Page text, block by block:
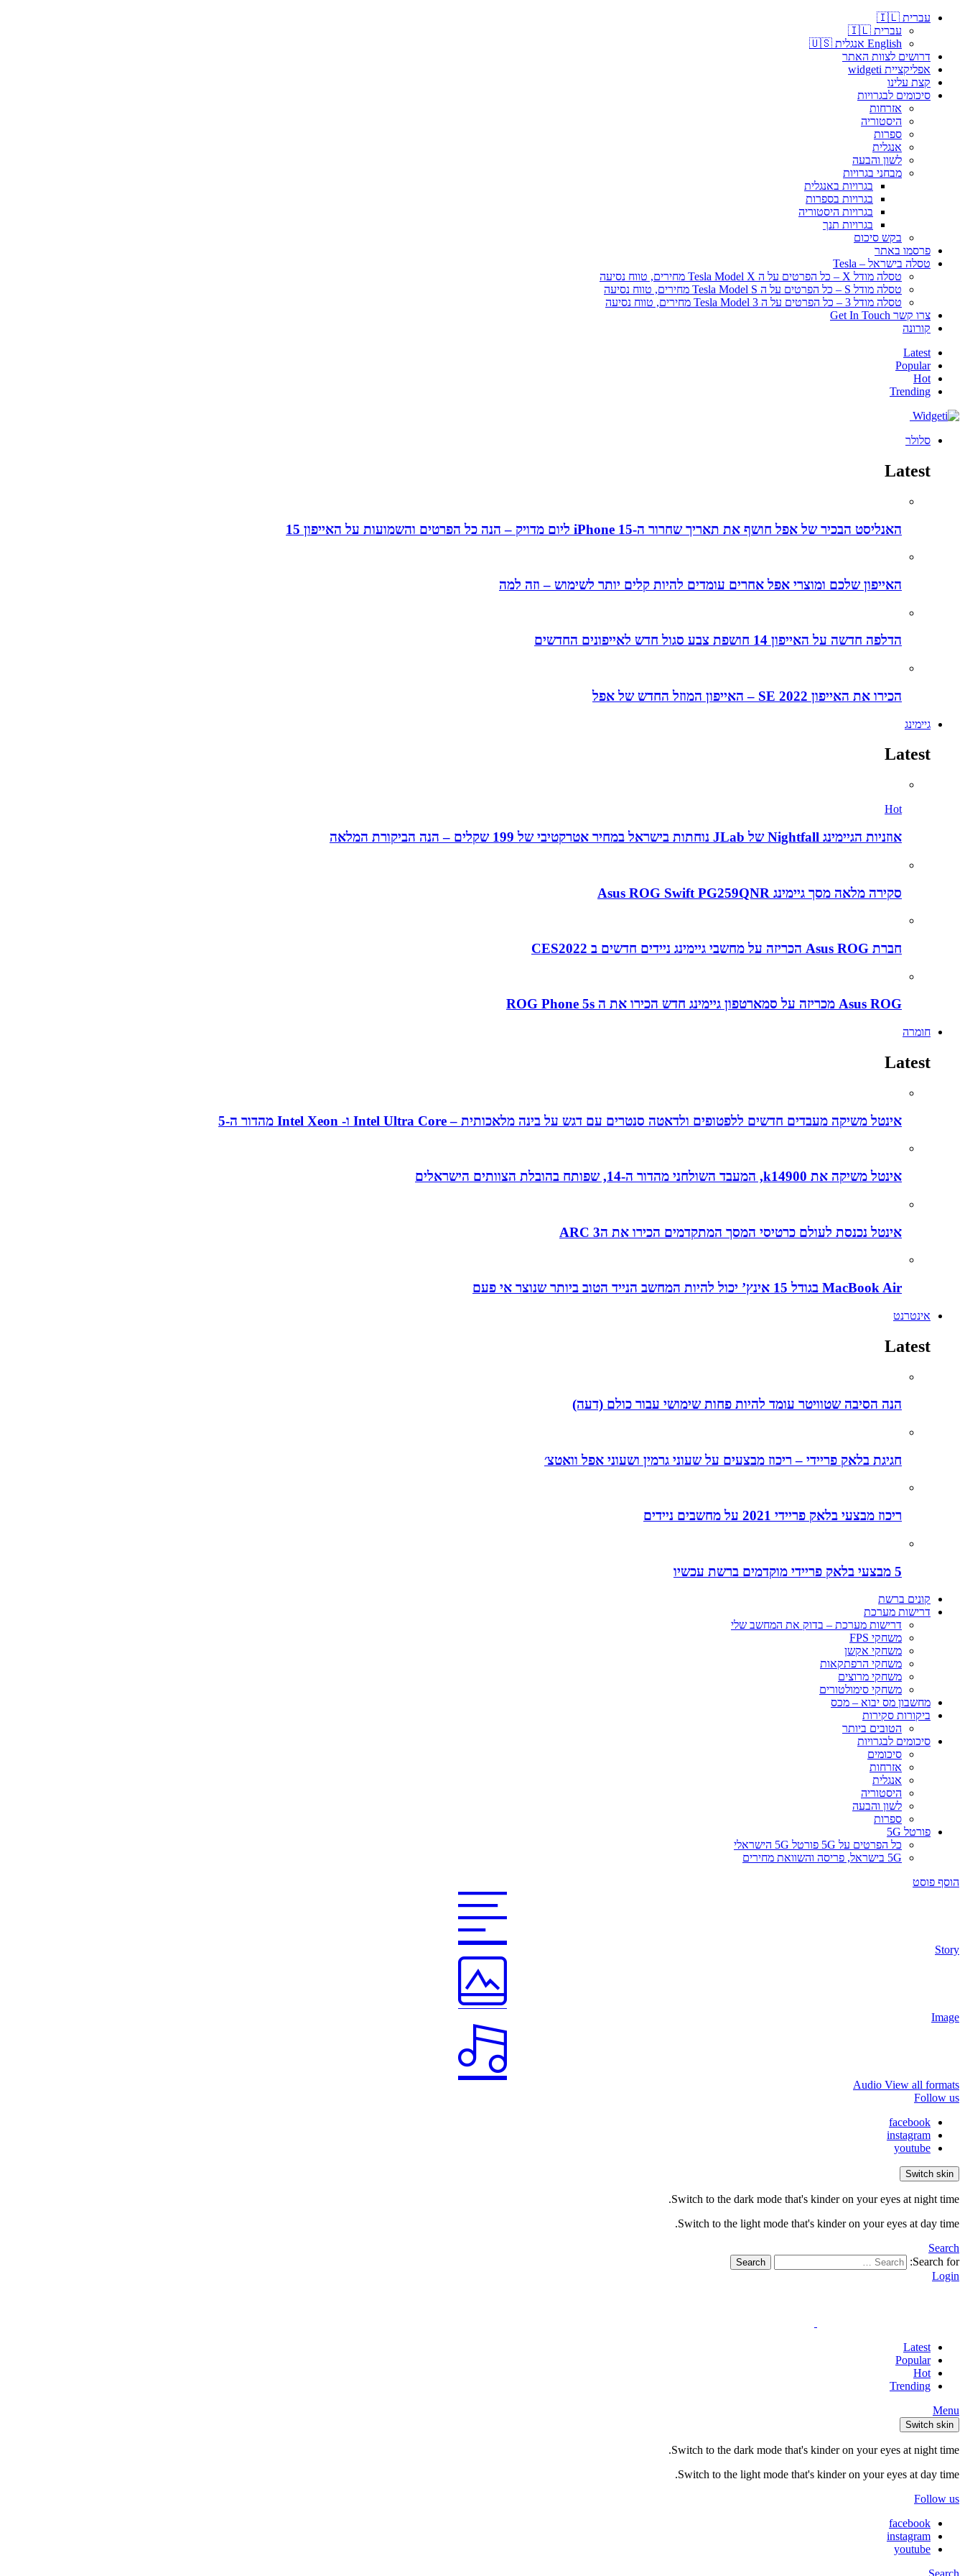
עברית 🇮🇱
עברית 🇮🇱
English אנגלית 🇺🇸
דרושים לצוות האתר
אפליקציית widgeti
קצת עלינו
סיכומים לבגרויות
אזרחות
היסטוריה
ספרות
אנגלית
לשון והבעה
מבחני בגרויות
בגרויות באנגלית
בגרויות בספרות
בגרויות היסטוריה
בגרויות תנך
בקש סיכום
פרסמו באתר
טסלה בישראל – Tesla
טסלה מודל X – כל הפרטים על ה Tesla Model X מחירים, טווח נסיעה
טסלה מודל S – כל הפרטים על ה Tesla Model S מחירים, טווח נסיעה
טסלה מודל 3 – כל הפרטים על ה Tesla Model 3 מחירים, טווח נסיעה
צרו קשר Get In Touch
קורונה
Latest
Popular
Hot
Trending
סלולר
Latest
האנליסט הבכיר של אפל חושף את תאריך שחרור ה-iPhone 15 ליום מדויק – הנה כל הפרטים והשמועות על האייפון 15
האייפון שלכם ומוצרי אפל אחרים עומדים להיות קלים יותר לשימוש – וזה למה
הדלפה חדשה על האייפון 14 חושפת צבע סגול חדש לאייפונים החדשים
הכירו את האייפון SE 2022 – האייפון המוזל החדש של אפל
גיימינג
Latest
Hot
אוזניות הגיימינג Nightfall של JLab נוחתות בישראל במחיר אטרקטיבי של 199 שקלים – הנה הביקורת המלאה
סקירה מלאה מסך גיימינג Asus ROG Swift PG259QNR
חברת Asus ROG הכריזה על מחשבי גיימינג ניידים חדשים ב CES2022
Asus ROG מכריזה על סמארטפון גיימינג חדש הכירו את ה ROG Phone 5s
חומרה
Latest
אינטל משיקה מעבדים חדשים ללפטופים ולדאטה סנטרים עם דגש על בינה מלאכותית – Intel Ultra Core ו- Intel Xeon מהדור ה-5
אינטל משיקה את k14900, המעבד השולחני מהדור ה-14, שפותח בהובלת הצוותים הישראלים
אינטל נכנסת לעולם כרטיסי המסך המתקדמים הכירו את הARC 3
MacBook Air בגודל 15 אינץ’ יכול להיות המחשב הנייד הטוב ביותר שנוצר אי פעם
אינטרנט
Latest
הנה הסיבה שטוויטר עומד להיות פחות שימושי עבור כולם (דעה)
חגיגת בלאק פריידי – ריכוז מבצעים על שעוני גרמין ושעוני אפל וואטצ׳
ריכוז מבצעי בלאק פריידי 2021 על מחשבים ניידים
5 מבצעי בלאק פריידי מוקדמים ברשת עכשיו
קונים ברשת
דרישות מערכת
דרישות מערכת – בדוק את המחשב שלי
משחקי FPS
משחקי אקשן
משחקי הרפתקאות
משחקי מרוצים
משחקי סימולטורים
מחשבון מס יבוא – מכס
ביקורות סקירות
הטובים ביותר
סיכומים לבגרויות
סיכומים
אזרחות
אנגלית
היסטוריה
לשון והבעה
ספרות
פורטל 5G
כל הפרטים על 5G פורטל 5G הישראלי
5G בישראל, פריסה והשוואת מחירים
הוסף פוסט
Story
Image
Audio View all formats
Follow us
facebook
instagram
youtube
Switch skin
Switch to the dark mode that's kinder on your eyes at night time.
Switch to the light mode that's kinder on your eyes at day time.
Search
Search for:
Search
Login
Latest
Popular
Hot
Trending
Menu
Switch skin
Switch to the dark mode that's kinder on your eyes at night time.
Switch to the light mode that's kinder on your eyes at day time.
Follow us
facebook
instagram
youtube